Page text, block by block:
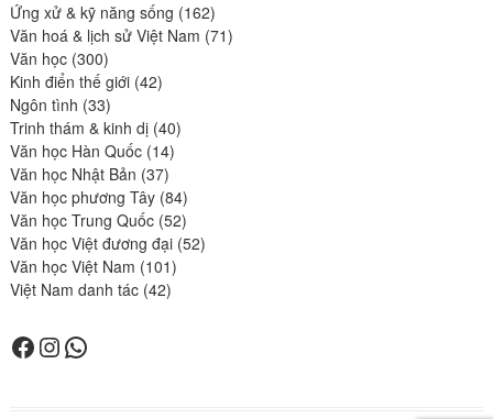
produits
Ứng xử & kỹ năng sống 162162
produits
Văn hoá & lịch sử Việt Nam 7171
Văn học 300300
produits
Kinh điển thế giới 4242
Ngôn tình 3333
produits
Trinh thám & kinh dị 4040
Văn học Hàn Quốc 1414
produits
Văn học Nhật Bản 3737
produits
Văn học phương Tây 8484
produits
Văn học Trung Quốc 5252
produits
Văn học Việt đương đại 5252
Văn học Việt Nam 101101
produits
Việt Nam danh tác 4242
Facebook
Instagram
WhatsApp